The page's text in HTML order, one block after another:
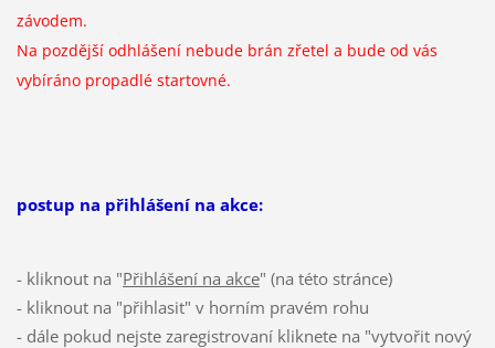
závodem.
Na pozdější odhlášení nebude brán zřetel a bude od vás
vybíráno propadlé startovné.
postup na přihlášení na akce:
- kliknout na "Přihlášení na akce" (na této stránce)
- kliknout na "přihlasit" v horním pravém rohu
- dále pokud nejste zaregistrovaní kliknete na "vytvořit nový